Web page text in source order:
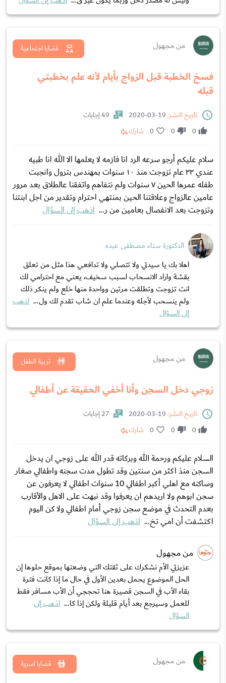
من مجهول
فسخ الخطبة قبل الزواج بأيام لأنه علم بخطبتي
قبله
قضايا اجتماعية
تاريخ النشر:
49 إجابات
0
0
0 شارك
سلام عليكم أرجو سرعه الرد انا فازمه لا يعلمها الا الله انا طبيه
عندي ٣٣ عام تزوجت منذ ١٠ سنوات بمهندس بترول وانجبت
طفله عمرها الحين ٧ سنوات ولم نتفاهم واتفقنا عالطلاق بعد مرور
عامين عالزواج وعلاقتنا الحين بمنتهي احترام وتقدير من اجل ابنتنا
وتزوجت بعد الانفصال بعامين من ر... اذهب إلى السؤال
الدكتورة سناء مصطفى عبده
اهلا بك يا سيدتي ولا تتصلي ولا تدافعي هذا مثل من تعلق
بقشة واراد الانسحاب لسبب سخيف، يعني مع احترامي لك
انت تزوجت وتطلقت مرتين وواحدة منها خلع ولم ينكر ذلك
ولم ينسحب لأجله وعندما علم ان شاب تقدم لك ول... اذهب
إلى السؤال
من مجهول
زوجي دخل السجن وأنا أخفي الحقيقة عن أطفالي
تربية الطفل
تاريخ النشر:
27 إجابات
0
0
0 شارك
السلام عليكم ورحمة الله وبركاته قدر الله على زوجي ان يدخل
السجن منذ اكثر من سنتين وقد تطول مدت سجنه واطفالي صغار
وساكنه مع اهلي أكبر اطفالي 10 سنوات اطفالي لا يعرفون عن
سجن ابوهم ولا اريدهم ان يعرفوا وقد نبهت على الاهل والأقارب
بعدم التحدث في موضع سجن زوجي أمام اطفالي ولا كن اليوم
اكتشفت أن امي تخ... اذهب إلى السؤال
من مجهول
عزيزتي الأم نشكرك على ثقتك التي وضعتها بموقع حلوها إن
الحل الموضوع يحمل بعدين الأول في حال ما إذا كانت فترة
بقاء الأب في السجن قصيرة هنا تحججي أن الأب مسافر فقط
للعمل وسيرجع بعد أيام قليلة ولكن إذا كا... اذهب إلى
السؤال
من مجهول قضايا اسرية